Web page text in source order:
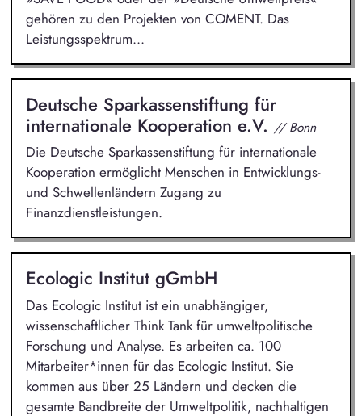
gehören zu den Projekten von COMENT. Das
Leistungsspektrum...
Deutsche Sparkassenstiftung für
internationale Kooperation e.V. // Bonn
Die Deutsche Sparkassenstiftung für internationale
Kooperation ermöglicht Menschen in Entwicklungs-
und Schwellenländern Zugang zu
Finanzdienstleistungen.
Ecologic Institut gGmbH
Das Ecologic Institut ist ein unabhängiger,
wissenschaftlicher Think Tank für umweltpolitische
Forschung und Analyse. Es arbeiten ca. 100
Mitarbeiter*innen für das Ecologic Institut. Sie
kommen aus über 25 Ländern und decken die
gesamte Bandbreite der Umweltpolitik, nachhaltigen